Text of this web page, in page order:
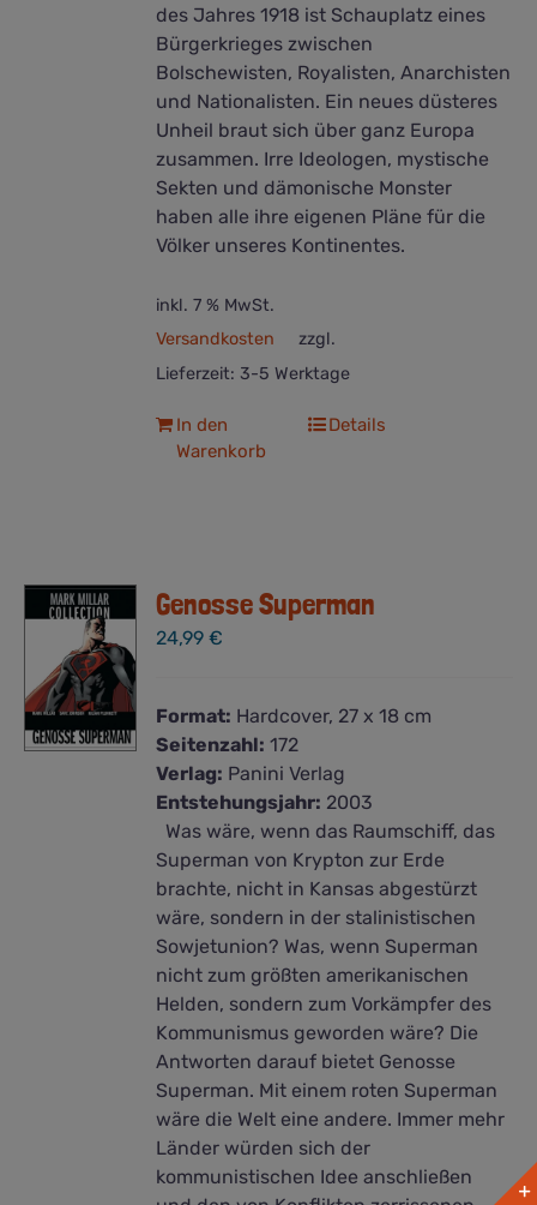
des Jahres 1918 ist Schauplatz eines
Bürgerkrieges zwischen
Bolschewisten, Royalisten, Anarchisten
und Nationalisten. Ein neues düsteres
Unheil braut sich über ganz Europa
zusammen. Irre Ideologen, mystische
Sekten und dämonische Monster
haben alle ihre eigenen Pläne für die
Völker unseres Kontinentes.
inkl. 7 % MwSt.
zzgl.
Versandkosten
Lieferzeit: 3-5 Werktage
In den
Warenkorb
Details
Genosse Superman
24,99€
Format: Hardcover, 27 x 18 cm
Seitenzahl: 172
Verlag: Panini Verlag
Entstehungsjahr: 2003
Was wäre, wenn das Raumschiff, das
Superman von Krypton zur Erde
brachte, nicht in Kansas abgestürzt
wäre, sondern in der stalinistischen
Sowjetunion? Was, wenn Superman
nicht zum größten amerikanischen
Helden, sondern zum Vorkämpfer des
Kommunismus geworden wäre? Die
Antworten darauf bietet Genosse
Superman. Mit einem roten Superman
wäre die Welt eine andere. Immer mehr
Länder würden sich der
kommunistischen Idee anschließen